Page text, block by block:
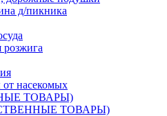
д/пикника
розжига
насекомых
ТОВАРЫ)
ТОВАРЫ)